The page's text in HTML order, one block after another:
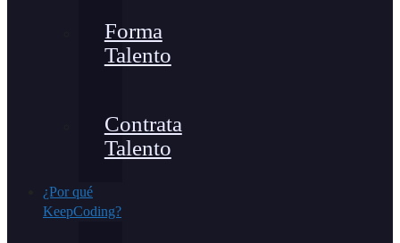
Forma
Talento
Contrata
Talento
¿Por qué
KeepCoding?